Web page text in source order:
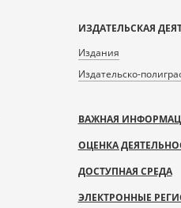
ИЗДАТЕЛЬСКАЯ
Издания
Издательско-
ВАЖНАЯ
ОЦЕНКА
ДОСТУПНАЯ СРЕДА
ЭЛЕКТРОННЫЕ